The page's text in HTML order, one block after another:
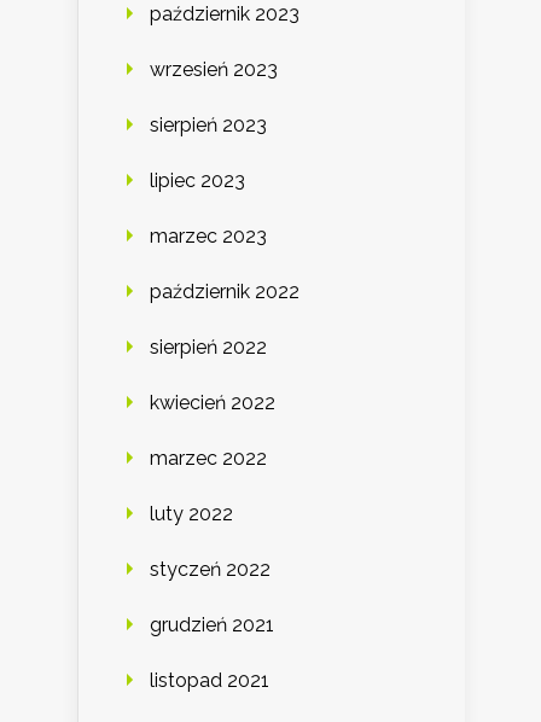
październik 2023
wrzesień 2023
sierpień 2023
lipiec 2023
marzec 2023
październik 2022
sierpień 2022
kwiecień 2022
marzec 2022
luty 2022
styczeń 2022
grudzień 2021
listopad 2021